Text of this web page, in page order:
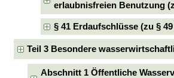
erlaubnisfreien Benutzung
§ 41 Erdaufschlüsse (zu §
Teil 3 Besondere
Abschnitt 1 Öffentliche